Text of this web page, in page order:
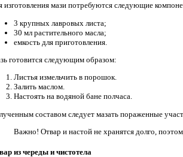
изготовления мази потребуются следующие
3 крупных лавровых листа;
30 мл растительного масла;
емкость для приготовления.
готовится следующим образом:
Листья измельчить в порошок.
Залить маслом.
Настоять на водяной бане полчаса.
составом следует мазать пораженные
Важно! Отвар и настой не хранятся долго,
из череды и чистотела